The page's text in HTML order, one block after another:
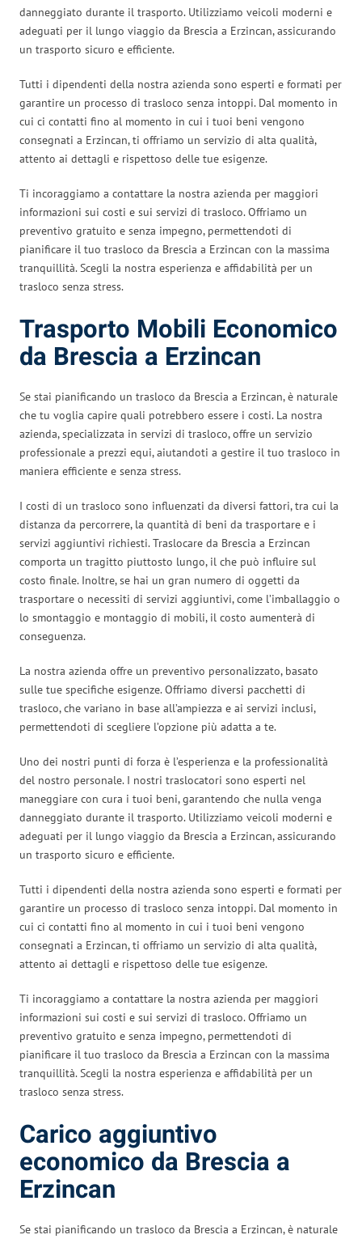
danneggiato durante il trasporto. Utilizziamo veicoli moderni e
adeguati per il lungo viaggio da Brescia a Erzincan, assicurando
un trasporto sicuro e efficiente.
Tutti i dipendenti della nostra azienda sono esperti e formati per
garantire un processo di trasloco senza intoppi. Dal momento in
cui ci contatti fino al momento in cui i tuoi beni vengono
consegnati a Erzincan, ti offriamo un servizio di alta qualità,
attento ai dettagli e rispettoso delle tue esigenze.
Ti incoraggiamo a contattare la nostra azienda per maggiori
informazioni sui costi e sui servizi di trasloco. Offriamo un
preventivo gratuito e senza impegno, permettendoti di
pianificare il tuo trasloco da Brescia a Erzincan con la massima
tranquillità. Scegli la nostra esperienza e affidabilità per un
trasloco senza stress.
Trasporto Mobili Economico
da Brescia a Erzincan
Se stai pianificando un trasloco da Brescia a Erzincan, è naturale
che tu voglia capire quali potrebbero essere i costi. La nostra
azienda, specializzata in servizi di trasloco, offre un servizio
professionale a prezzi equi, aiutandoti a gestire il tuo trasloco in
maniera efficiente e senza stress.
I costi di un trasloco sono influenzati da diversi fattori, tra cui la
distanza da percorrere, la quantità di beni da trasportare e i
servizi aggiuntivi richiesti. Traslocare da Brescia a Erzincan
comporta un tragitto piuttosto lungo, il che può influire sul
costo finale. Inoltre, se hai un gran numero di oggetti da
trasportare o necessiti di servizi aggiuntivi, come l’imballaggio o
lo smontaggio e montaggio di mobili, il costo aumenterà di
conseguenza.
La nostra azienda offre un preventivo personalizzato, basato
sulle tue specifiche esigenze. Offriamo diversi pacchetti di
trasloco, che variano in base all’ampiezza e ai servizi inclusi,
permettendoti di scegliere l’opzione più adatta a te.
Uno dei nostri punti di forza è l’esperienza e la professionalità
del nostro personale. I nostri traslocatori sono esperti nel
maneggiare con cura i tuoi beni, garantendo che nulla venga
danneggiato durante il trasporto. Utilizziamo veicoli moderni e
adeguati per il lungo viaggio da Brescia a Erzincan, assicurando
un trasporto sicuro e efficiente.
Tutti i dipendenti della nostra azienda sono esperti e formati per
garantire un processo di trasloco senza intoppi. Dal momento in
cui ci contatti fino al momento in cui i tuoi beni vengono
consegnati a Erzincan, ti offriamo un servizio di alta qualità,
attento ai dettagli e rispettoso delle tue esigenze.
Ti incoraggiamo a contattare la nostra azienda per maggiori
informazioni sui costi e sui servizi di trasloco. Offriamo un
preventivo gratuito e senza impegno, permettendoti di
pianificare il tuo trasloco da Brescia a Erzincan con la massima
tranquillità. Scegli la nostra esperienza e affidabilità per un
trasloco senza stress.
Carico aggiuntivo
economico da Brescia a
Erzincan
Se stai pianificando un trasloco da Brescia a Erzincan, è naturale